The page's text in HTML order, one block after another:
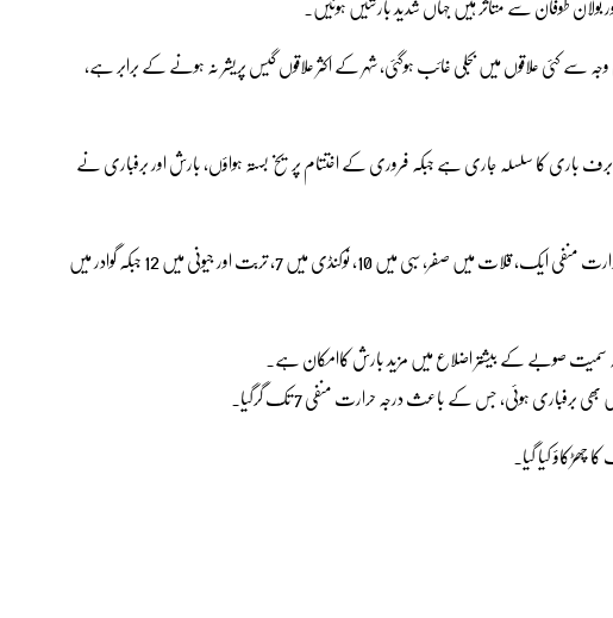
سے کئی علاقوں میں بجلی غائب ہوگئی، شہر کے اکثر علاقوں گیس پریشر نہ ہونے کے برابر ہے،
باری کا سلسلہ جاری ہے جبکہ فروری کے اختتام پر یخ بستہ ہواؤں، بارش اور برفباری نے
محکمہ موسمیات کے مطابق کوئٹہ میں کم سے کم درجہ حرارت منفی ایک، قلات میں صفر، سبی میں 10، نوکنڈی میں 7، تربت اور جیونی میں 12 جبکہ گوادر میں
برفباری ہوئی، جس کے باعث درجہ حرارت منفی 7 تک گرگیا۔
کیا گیا۔